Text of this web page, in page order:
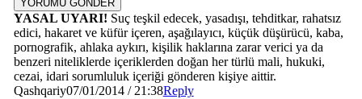
YORUMU GÖNDER
YASAL UYARI! Suç teşkil edecek, yasadışı, tehditkar, rahatsız
edici, hakaret ve küfür içeren, aşağılayıcı, küçük düşürücü, kaba,
pornografik, ahlaka aykırı, kişilik haklarına zarar verici ya da
benzeri niteliklerde içeriklerden doğan her türlü mali, hukuki,
cezai, idari sorumluluk içeriği gönderen kişiye aittir.
Qashqariy07/01/2014 / 21:38Reply